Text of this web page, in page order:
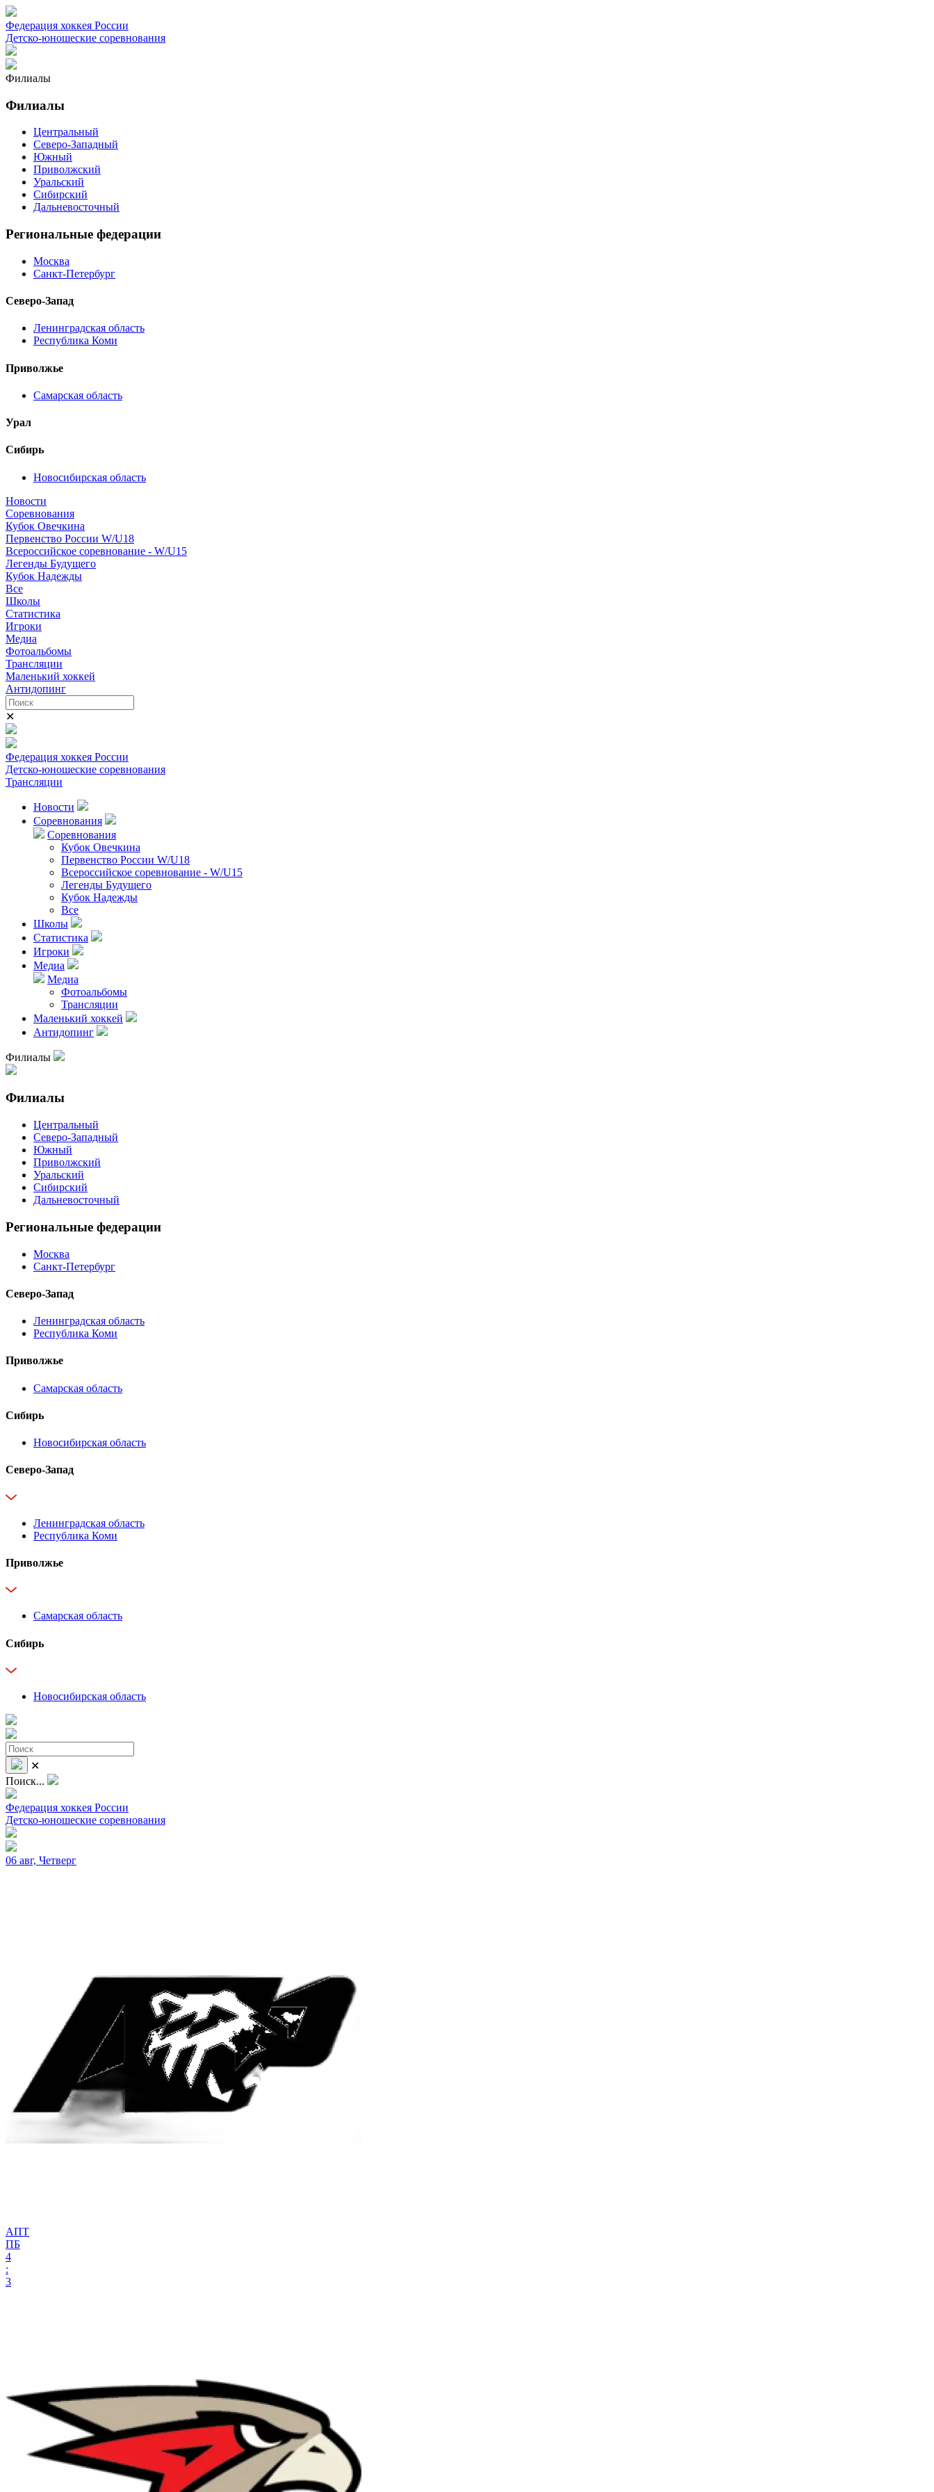
Федерация хоккея России
Детско-юношеские соревнования
Филиалы
Филиалы
Центральный
Северо-Западный
Южный
Приволжский
Уральский
Сибирский
Дальневосточный
Региональные федерации
Москва
Санкт-Петербург
Северо-Запад
Ленинградская область
Республика Коми
Приволжье
Самарская область
Урал
Сибирь
Новосибирская область
Новости
Соревнования
Кубок Овечкина
Первенство России W/U18
Всероссийское соревнование - W/U15
Легенды Будущего
Кубок Надежды
Все
Школы
Статистика
Игроки
Медиа
Фотоальбомы
Трансляции
Маленький хоккей
Антидопинг
✕
Федерация хоккея России
Детско-юношеские соревнования
Трансляции
Новости
Соревнования
Соревнования
Кубок Овечкина
Первенство России W/U18
Всероссийское соревнование - W/U15
Легенды Будущего
Кубок Надежды
Все
Школы
Статистика
Игроки
Медиа
Медиа
Фотоальбомы
Трансляции
Маленький хоккей
Антидопинг
Филиалы
Филиалы
Центральный
Северо-Западный
Южный
Приволжский
Уральский
Сибирский
Дальневосточный
Региональные федерации
Москва
Санкт-Петербург
Северо-Запад
Ленинградская область
Республика Коми
Приволжье
Самарская область
Сибирь
Новосибирская область
Северо-Запад
Ленинградская область
Республика Коми
Приволжье
Самарская область
Сибирь
Новосибирская область
✕
Поиск...
Федерация хоккея России
Детско-юношеские соревнования
06 авг, Четверг
АПТ
ПБ
4
:
3